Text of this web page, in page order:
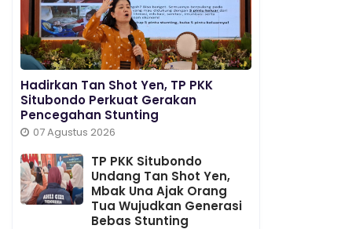
Hadirkan Tan Shot Yen, TP PKK
Situbondo Perkuat Gerakan
Pencegahan Stunting
07 Agustus 2026
TP PKK Situbondo
Undang Tan Shot Yen,
Mbak Una Ajak Orang
Tua Wujudkan Generasi
Bebas Stunting